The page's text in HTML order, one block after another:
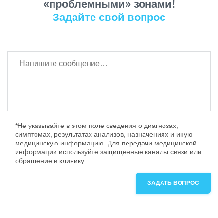
«проблемными» зонами!
Задайте свой вопрос
*Не указывайте в этом поле сведения о диагнозах,
симптомах, результатах анализов, назначениях и иную
медицинскую информацию. Для передачи медицинской
информации используйте защищенные каналы связи или
обращение в клинику.
ЗАДАТЬ ВОПРОС